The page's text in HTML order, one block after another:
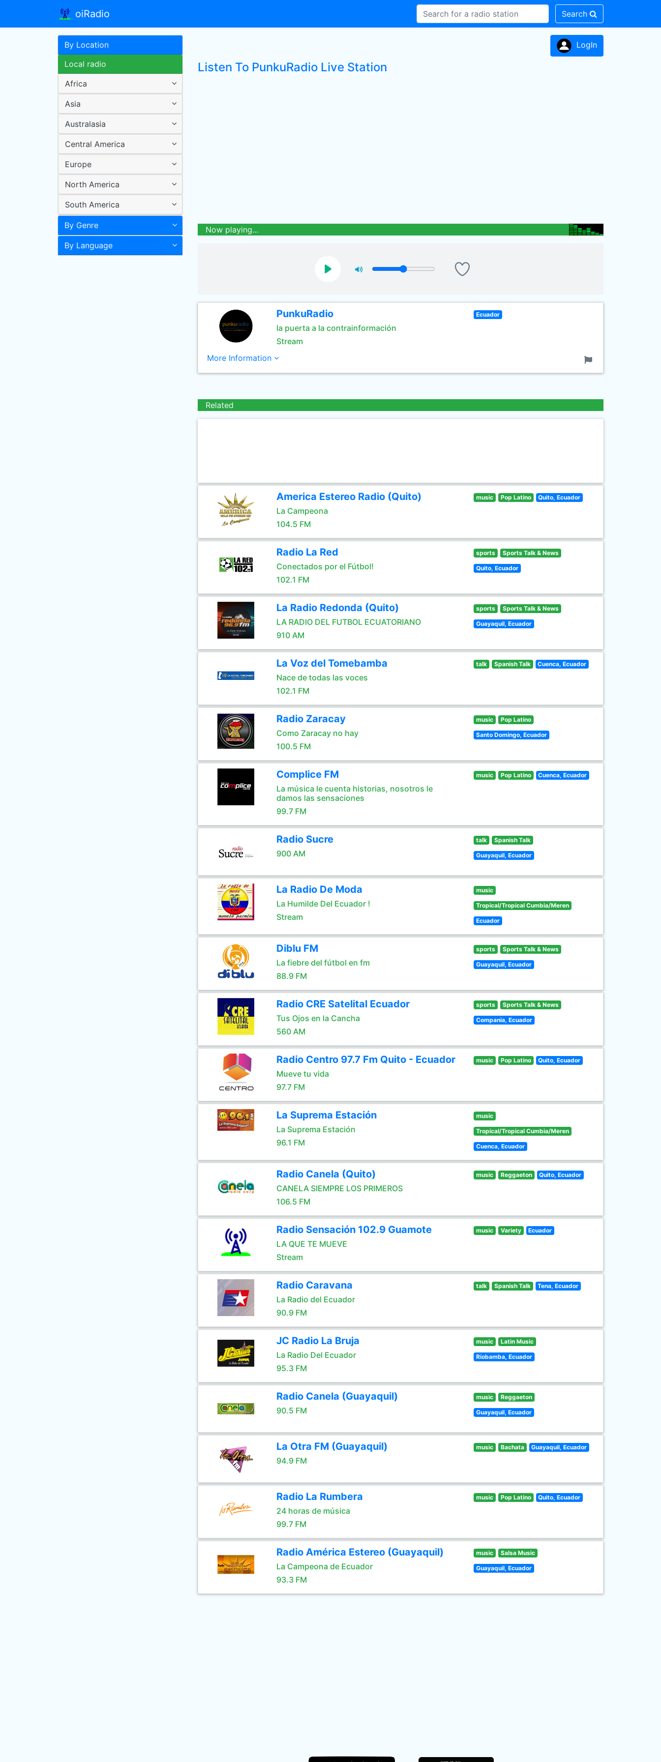
oiRadio Search
By Location
Local radio
Africa
Asia
Australasia
Central America
Europe
North America
South America
By Genre
By Language
LogIn
Listen To PunkuRadio Live Station
Now playing...
PunkuRadio
la puerta a la contrainformación
Stream
Ecuador
More Information
Related
America Estereo Radio (Quito)
La Campeona
104.5 FM
music Pop Latino Quito, Ecuador
Radio La Red
Conectados por el Fútbol!
102.1 FM
sports Sports Talk & News
Quito, Ecuador
La Radio Redonda (Quito)
LA RADIO DEL FUTBOL ECUATORIANO
910 AM
sports Sports Talk & News
Guayaquil, Ecuador
La Voz del Tomebamba
Nace de todas las voces
102.1 FM
talk Spanish Talk Cuenca, Ecuador
Radio Zaracay
Como Zaracay no hay
100.5 FM
music Pop Latino
Santo Domingo, Ecuador
Complice FM
La música le cuenta historias, nosotros le
damos las sensaciones
99.7 FM
music Pop Latino Cuenca, Ecuador
Radio Sucre
900 AM
talk Spanish Talk
Guayaquil, Ecuador
La Radio De Moda
La Humilde Del Ecuador !
Stream
music
Tropical/Tropical Cumbia/Meren
Ecuador
Diblu FM
La fiebre del fútbol en fm
88.9 FM
sports Sports Talk & News
Guayaquil, Ecuador
Radio CRE Satelital Ecuador
Tus Ojos en la Cancha
560 AM
sports Sports Talk & News
Compania, Ecuador
Radio Centro 97.7 Fm Quito - Ecuador
Mueve tu vida
97.7 FM
music Pop Latino Quito, Ecuador
La Suprema Estación
La Suprema Estación
96.1 FM
music
Tropical/Tropical Cumbia/Meren
Cuenca, Ecuador
Radio Canela (Quito)
CANELA SIEMPRE LOS PRIMEROS
106.5 FM
music Reggaeton Quito, Ecuador
Radio Sensación 102.9 Guamote
LA QUE TE MUEVE
Stream
music Variety Ecuador
Radio Caravana
La Radio del Ecuador
90.9 FM
talk Spanish Talk Tena, Ecuador
JC Radio La Bruja
La Radio Del Ecuador
95.3 FM
music Latin Music
Riobamba, Ecuador
Radio Canela (Guayaquil)
90.5 FM
music Reggaeton
Guayaquil, Ecuador
La Otra FM (Guayaquil)
94.9 FM
music Bachata Guayaquil, Ecuador
Radio La Rumbera
24 horas de música
99.7 FM
music Pop Latino Quito, Ecuador
Radio América Estereo (Guayaquil)
La Campeona de Ecuador
93.3 FM
music Salsa Music
Guayaquil, Ecuador